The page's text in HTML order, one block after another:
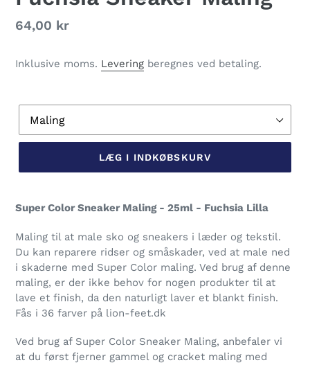
Normalpris
64,00 kr
Inklusive moms. Levering beregnes ved betaling.
LÆG I INDKØBSKURV
produkt
din
indkøbskurv
Super Color Sneaker Maling - 25ml - Fuchsia Lilla
Maling til at male sko og sneakers i læder og tekstil.
Du kan reparere ridser og småskader, ved at male ned
i skaderne med Super Color maling. Ved brug af denne
maling, er der ikke behov for nogen produkter til at
lave et finish, da den naturligt laver et blankt finish.
Fås i 36 farver på lion-feet.dk
Ved brug af Super Color Sneaker Maling, anbefaler vi
at du først fjerner gammel og cracket maling med